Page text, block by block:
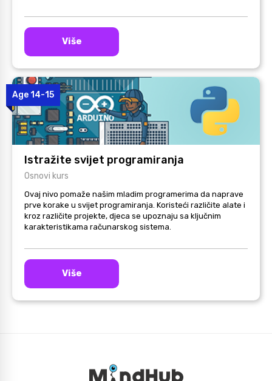
Više
Age 14-15
Istražite svijet programiranja
Osnovi kurs
Ovaj nivo pomaže našim mladim programerima da naprave
prve korake u svijet programiranja. Koristeći različite alate i
kroz različite projekte, djeca se upoznaju sa ključnim
karakteristikama računarskog sistema.
Više